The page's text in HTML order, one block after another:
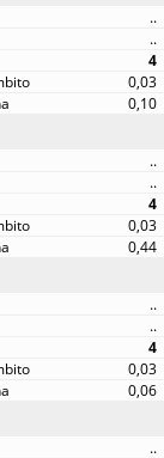
..
..
4
0,03
0,10
..
..
4
0,03
0,44
..
..
4
0,03
0,06
..